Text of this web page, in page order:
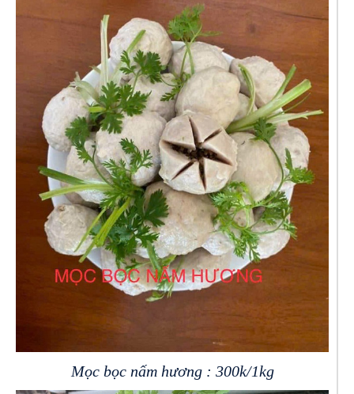
Mọc bọc nấm hương : 300k/1kg